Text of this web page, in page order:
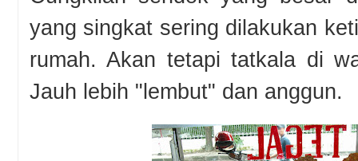
yang singkat sering dilakukan
rumah. Akan tetapi tatkala di
Jauh lebih "lembut" dan anggun.